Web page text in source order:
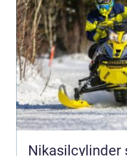
Nikasilcylinder så fungerar den